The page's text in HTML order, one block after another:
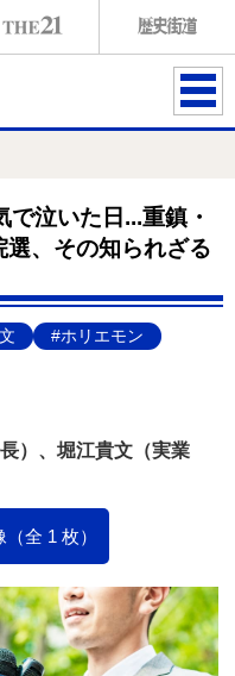
ME
で泣いた日...重鎮・
、その知られざる
#ホリエモン
）、堀江貴文（実業
全 1 枚）